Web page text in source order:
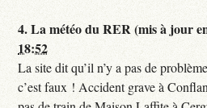
4.La météo du RER (mis à jour
18:52
La site dit qu’il n’y a pas de
c’est faux ! Accident grave à